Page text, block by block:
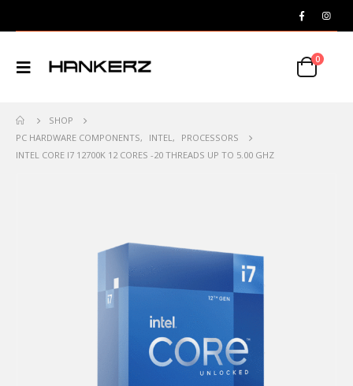
0
SHOP
PC HARDWARE COMPONENTS, INTEL,
PROCESSORS
INTEL CORE I7 12700K 12 CORES -20 THREADS UP TO 5.00 GHZ